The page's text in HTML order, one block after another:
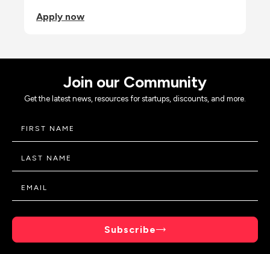
Apply now
Join our Community
Get the latest news, resources for startups, discounts, and more.
Subscribe